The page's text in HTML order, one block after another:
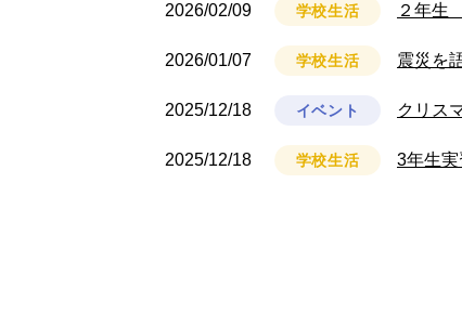
2026/02/09 学校生活 ２年生
2026/01/07 学校生活 震災を
2025/12/18 イベント クリス
2025/12/18 学校生活 3年生実